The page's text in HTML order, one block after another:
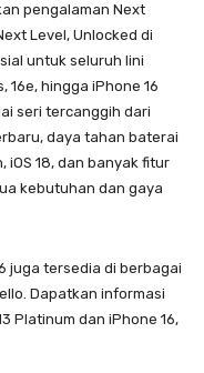
pengalaman Next
Level, Unlocked di
untuk seluruh lini
16e, hingga iPhone 16
seri tercanggih dari
daya tahan baterai
iOS 18, dan banyak fitur
kebutuhan dan gaya
juga tersedia di berbagai
Dapatkan informasi
Platinum dan iPhone 16,